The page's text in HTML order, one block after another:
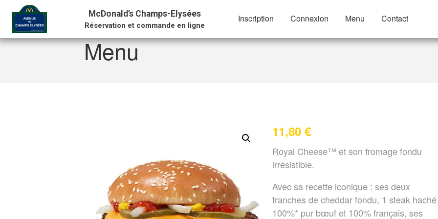
McDonald’s Champs-Elysées
Réservation et commande en ligne
Inscription Connexion Menu Contact
Accueil / Menu BestOf / Viande / BestOf Royal Cheese™
Menu
11,80 €
Royal Cheese™ et son fromage fondu
irrésistible.
Avec sa recette iconique : ses deux
tranches de cheddar fondu, 1 steak haché
100%* pur bœuf et 100% français, ses